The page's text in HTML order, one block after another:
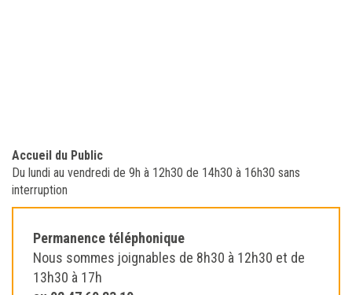
Accueil du Public
Du lundi au vendredi de 9h à 12h30 de 14h30 à 16h30 sans
interruption
Permanence téléphonique
Nous sommes joignables de 8h30 à 12h30 et de
13h30 à 17h